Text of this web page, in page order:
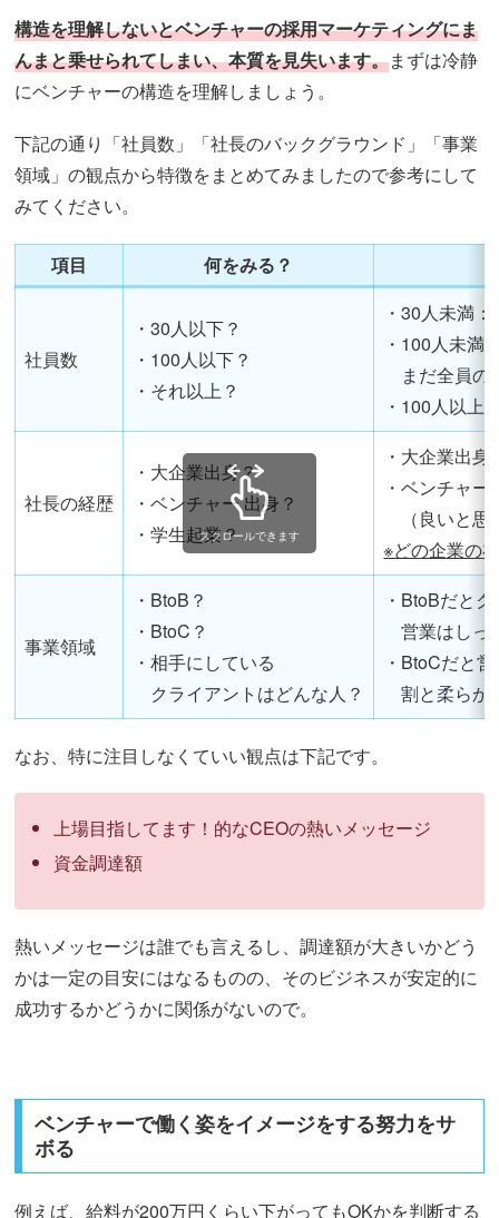
構造を理解しないとベンチャーの採用マーケティングにま
んまと乗せられてしまい、本質を見失います。まずは冷静
にベンチャーの構造を理解しましょう。
下記の通り「社員数」「社長のバックグラウンド」「事業
領域」の観点から特徴をまとめてみましたので参考にして
みてください。
項目 何をみる？
社員数
・30人以下？
・100人以下？
・それ以上？
・30人未満
・100人未満
まだ全員の
・100人以上
社長の経歴
・大企業出身？
・ベンチャー 出身？
・学生起業？
・大企業出
・ベンチャ
（良いと思
※どの企業の
事業領域
・BtoB？
・BtoC？
・相手にしている
クライアントはどんな人？
・BtoBだと
営業はしっ
・BtoCだと
割と柔らか
スクロールできます
なお、特に注目しなくていい観点は下記です。
上場目指してます！的なCEOの熱いメッセージ
資金調達額
熱いメッセージは誰でも言えるし、調達額が大きいかどう
かは一定の目安にはなるものの、そのビジネスが安定的に
成功するかどうかに関係がないので。
ベンチャーで働く姿をイメージをする努力をサ
ボる
例えば、給料が200万円くらい下がってもOKかを判断する